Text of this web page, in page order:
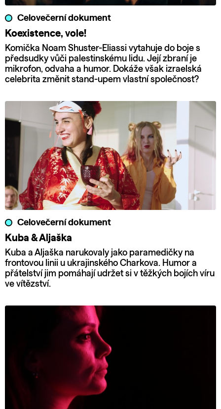
Celovečerní dokument
Koexistence, vole!
Komička Noam Shuster-Eliassi vytahuje do boje s
předsudky vůči palestinskému lidu. Její zbraní je
mikrofon, odvaha a humor. Dokáže však izraelská
celebrita změnit stand-upem vlastní společnost?
Celovečerní dokument
Kuba & Aljaška
Kuba a Aljaška narukovaly jako paramedičky na
frontovou linii u ukrajinského Charkova. Humor a
přátelství jim pomáhají udržet si v těžkých bojích víru
ve vítězství.